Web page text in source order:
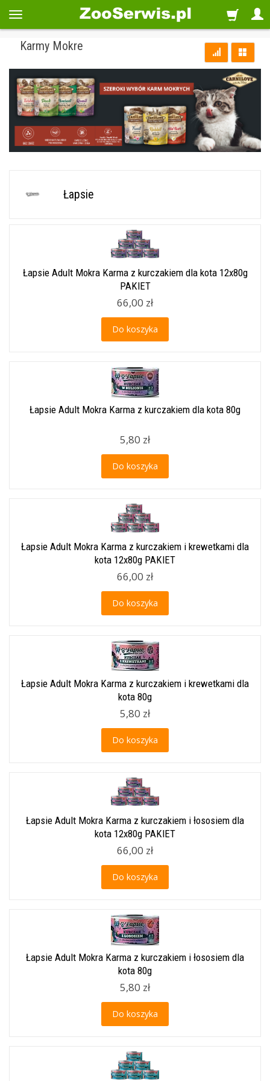
Karmy Mokre
Łapsie
Łapsie Adult Mokra Karma z kurczakiem dla kota 12x80g
PAKIET
66,00 zł
Do koszyka
Łapsie Adult Mokra Karma z kurczakiem dla kota 80g
5,80 zł
Do koszyka
Łapsie Adult Mokra Karma z kurczakiem i krewetkami dla
kota 12x80g PAKIET
66,00 zł
Do koszyka
Łapsie Adult Mokra Karma z kurczakiem i krewetkami dla
kota 80g
5,80 zł
Do koszyka
Łapsie Adult Mokra Karma z kurczakiem i łososiem dla
kota 12x80g PAKIET
66,00 zł
Do koszyka
Łapsie Adult Mokra Karma z kurczakiem i łososiem dla
kota 80g
5,80 zł
Do koszyka